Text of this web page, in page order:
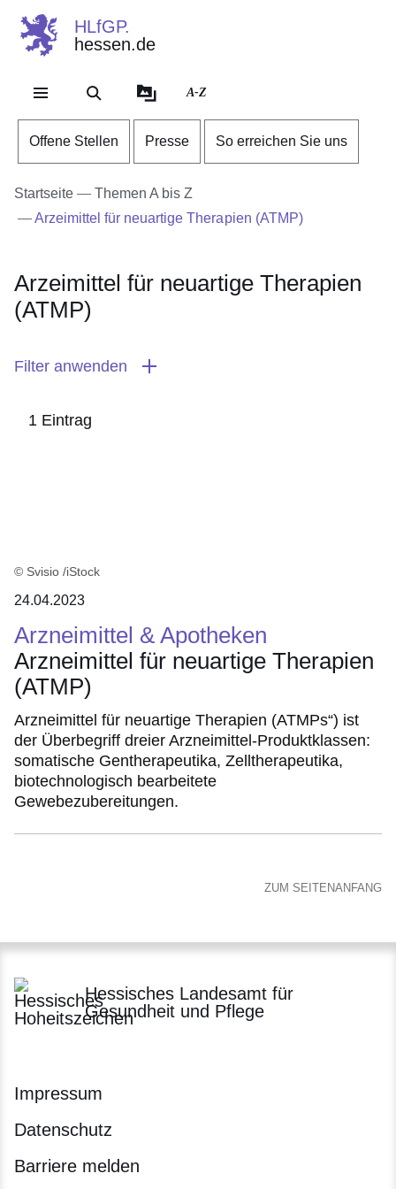
HLfGP.
hessen.de
A-Z
Offene Stellen Presse So erreichen Sie uns
Startseite
Themen A bis Z
Arzeimittel für neuartige Therapien (ATMP)
Arzeimittel für neuartige Therapien
(ATMP)
Filter anwenden
1 Eintrag
© Svisio /iStock
24.04.2023
Arzneimittel & Apotheken
Arzneimittel für neuartige Therapien
(ATMP)
Arzneimittel für neuartige Therapien (ATMPs“) ist
der Überbegriff dreier Arzneimittel-Produktklassen:
somatische Gentherapeutika, Zelltherapeutika,
biotechnologisch bearbeitete
Gewebezubereitungen.
ZUM SEITENANFANG
Hessisches Landesamt für
Gesundheit und Pflege
Impressum
Datenschutz
Barriere melden